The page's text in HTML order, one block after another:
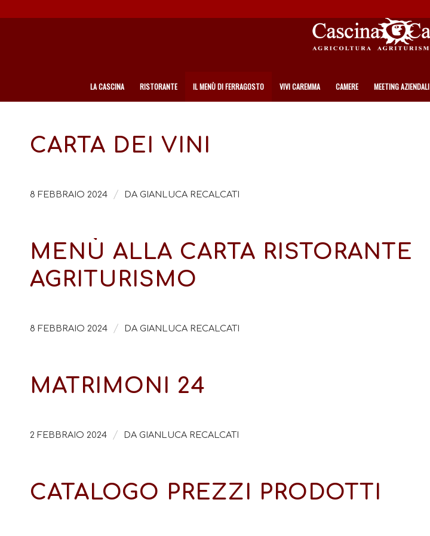
LA CASCINA RISTORANTE IL MENÙ DI FERRAGOSTO VIVI CAREMMA CAMERE MEETING AZIENDALI
CARTA DEI VINI
8 FEBBRAIO 2024 / DA GIANLUCA RECALCATI
MENÙ ALLA CARTA RISTORANTE
AGRITURISMO
8 FEBBRAIO 2024 / DA GIANLUCA RECALCATI
MATRIMONI 24
2 FEBBRAIO 2024 / DA GIANLUCA RECALCATI
CATALOGO PREZZI PRODOTTI